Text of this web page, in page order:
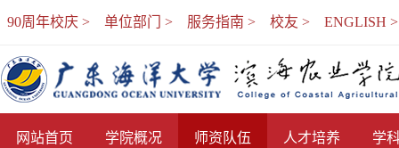
90周年校庆 > 单位部门 > 服务指南 > 校友 > ENGLISH >
网站首页 学院概况 师资队伍 人才培养 学